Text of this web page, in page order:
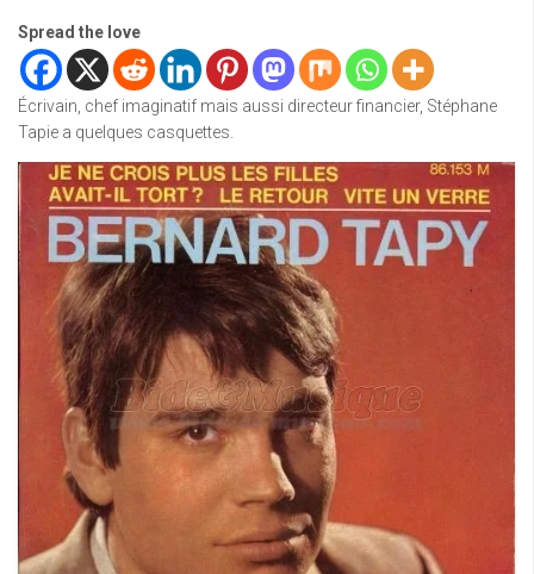
Spread the love
Écrivain, chef imaginatif mais aussi directeur financier, Stéphane
Tapie a quelques casquettes.